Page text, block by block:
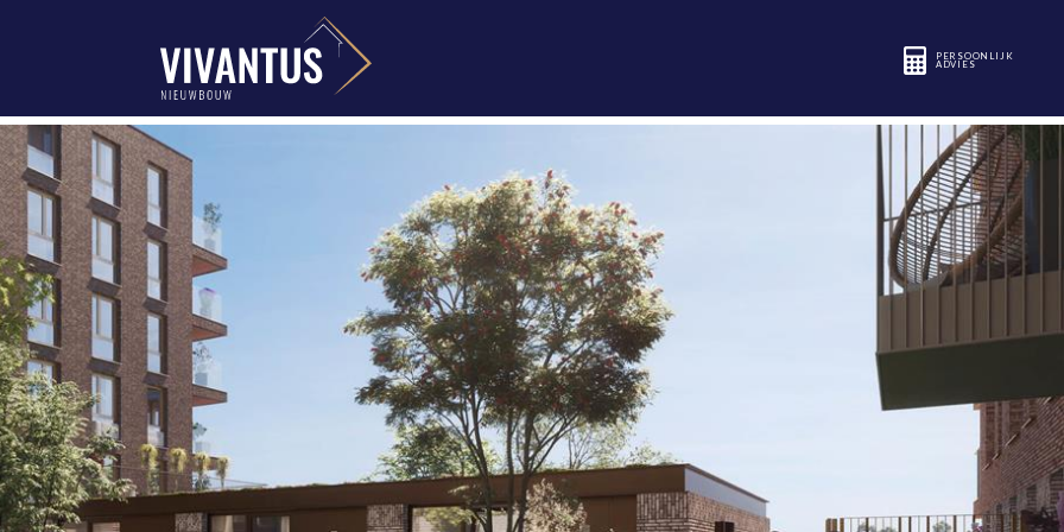
PERSOONLIJK
ADVIES